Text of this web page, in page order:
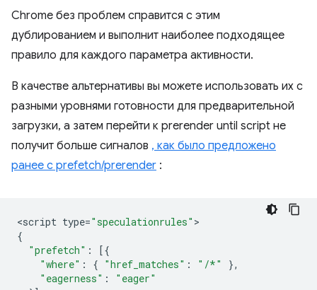
Chrome без проблем справится с этим
дублированием и выполнит наиболее подходящее
правило для каждого параметра активности.
В качестве альтернативы вы можете использовать их с
разными уровнями готовности для предварительной
загрузки, а затем перейти к prerender until script не
получит больше сигналов , как было предложено
ранее с prefetch/prerender :
<script type="speculationrules"
{
"prefetch" :
[{
"where" : { "href_matches" : "/*"
},
"eagerness" :
"eager"